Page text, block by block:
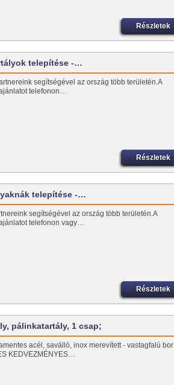
Részletek
telepítése -…
segítségével az ország több területén.A
telefonon…
Részletek
telepítése -…
segítségével az ország több területén.A
telefonon vagy…
Részletek
pálinkatartály, 1 csap;
acél, saválló, inox merevített - vastagfalú bor
KEDVEZMÉNYES…